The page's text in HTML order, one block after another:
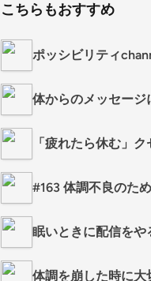
こちらもおすすめ
ポッシビリティ
体からのメッセー
「疲れたら休む」
#163 体調不良のた
眠いときに配信を
体調を崩した時に